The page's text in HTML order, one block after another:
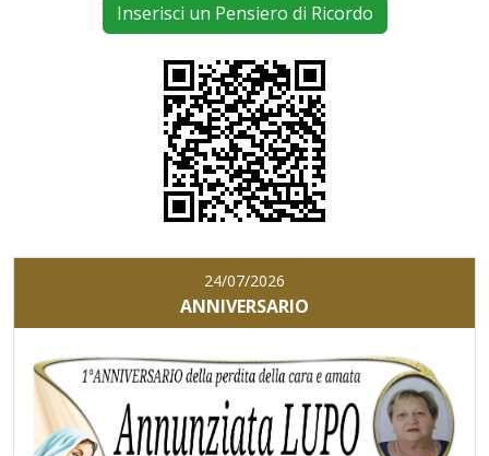
Inserisci un Pensiero di Ricordo
24/07/2026
ANNIVERSARIO